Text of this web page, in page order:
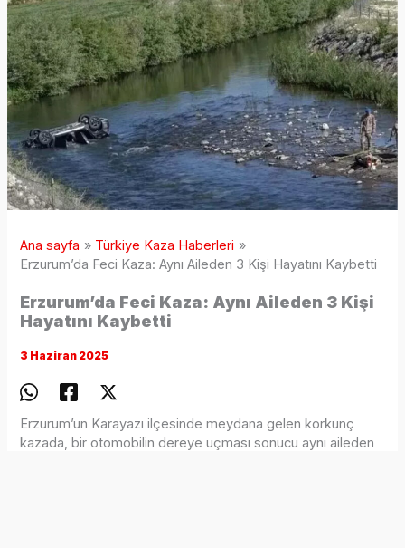
Ana sayfa
Türkiye Kaza Haberleri
Erzurum’da Feci Kaza: Aynı Aileden 3 Kişi Hayatını Kaybetti
Erzurum’da Feci Kaza: Aynı Aileden 3 Kişi
Hayatını Kaybetti
3 Haziran 2025
Erzurum’un Karayazı ilçesinde meydana gelen korkunç
kazada, bir otomobilin dereye uçması sonucu aynı aileden